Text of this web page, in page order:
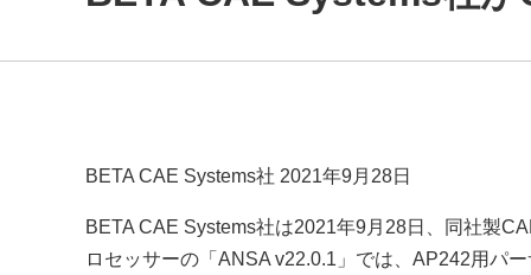
BETA CAE Systems社 2021年9月28日
BETA CAE Systems社は2021年9月28日、同社製
ロセッサーの「ANSA v22.0.1」では、AP242用パ